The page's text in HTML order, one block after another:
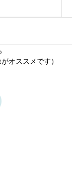
オススメです）